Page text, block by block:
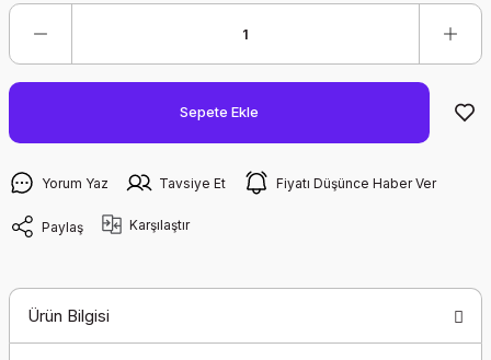
Sepete Ekle
Yorum Yaz Tavsiye Et Fiyatı Düşünce Haber Ver
Paylaş Karşılaştır
Ürün Bilgisi